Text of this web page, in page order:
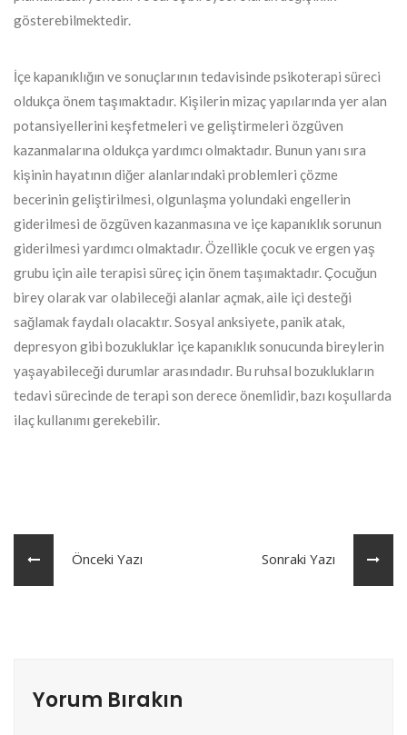
gösterebilmektedir.
İçe kapanıklığın ve sonuçlarının tedavisinde psikoterapi süreci
oldukça önem taşımaktadır. Kişilerin mizaç yapılarında yer alan
potansiyellerini keşfetmeleri ve geliştirmeleri özgüven
kazanmalarına oldukça yardımcı olmaktadır. Bunun yanı sıra
kişinin hayatının diğer alanlarındaki problemleri çözme
becerinin geliştirilmesi, olgunlaşma yolundaki engellerin
giderilmesi de özgüven kazanmasına ve içe kapanıklık sorunun
giderilmesi yardımcı olmaktadır. Özellikle çocuk ve ergen yaş
grubu için aile terapisi süreç için önem taşımaktadır. Çocuğun
birey olarak var olabileceği alanlar açmak, aile içi desteği
sağlamak faydalı olacaktır. Sosyal anksiyete, panik atak,
depresyon gibi bozukluklar içe kapanıklık sonucunda bireylerin
yaşayabileceği durumlar arasındadır. Bu ruhsal bozuklukların
tedavi sürecinde de terapi son derece önemlidir, bazı koşullarda
ilaç kullanımı gerekebilir.
Önceki Yazı Sonraki Yazı
Yorum Bırakın